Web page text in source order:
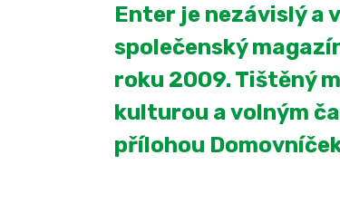
Enter je nezávislý a
společenský
roku 2009. Tištěný
kulturou a volným
přílohou